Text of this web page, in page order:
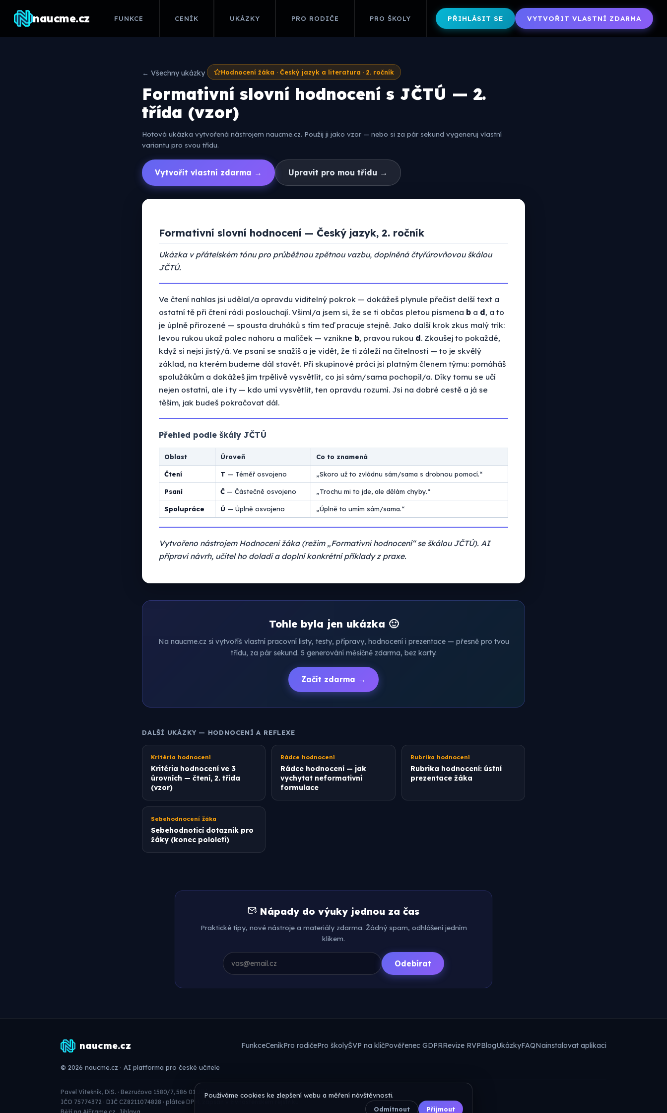
naucme.cz FUNKCE CENÍK UKÁZKY PRO RODIČE PRO ŠKOLY PŘIHLÁSIT SE VYTVOŘIT VLASTNÍ ZDARMA
← Všechny ukázky Hodnocení žáka · Český jazyk a literatura · 2. ročník
Formativní slovní hodnocení s JČTÚ — 2.
třída (vzor)
Hotová ukázka vytvořená nástrojem naucme.cz. Použij ji jako vzor — nebo si za pár sekund vygeneruj vlastní
variantu pro svou třídu.
Vytvořit vlastní zdarma → Upravit pro mou třídu →
Formativní slovní hodnocení — Český jazyk, 2. ročník
Ukázka v přátelském tónu pro průběžnou zpětnou vazbu, doplněná čtyřúrovňovou škálou
JČTÚ.
Ve čtení nahlas jsi udělal/a opravdu viditelný pokrok — dokážeš plynule přečíst delší text a
ostatní tě při čtení rádi poslouchají. Všiml/a jsem si, že se ti občas pletou písmena b a d, a to
je úplně přirozené — spousta druháků s tím teď pracuje stejně. Jako další krok zkus malý trik:
levou rukou ukaž palec nahoru a malíček — vznikne b, pravou rukou d. Zkoušej to pokaždé,
když si nejsi jistý/á. Ve psaní se snažíš a je vidět, že ti záleží na čitelnosti — to je skvělý
základ, na kterém budeme dál stavět. Při skupinové práci jsi platným členem týmu: pomáháš
spolužákům a dokážeš jim trpělivě vysvětlit, co jsi sám/sama pochopil/a. Díky tomu se učí
nejen ostatní, ale i ty — kdo umí vysvětlit, ten opravdu rozumí. Jsi na dobré cestě a já se
těším, jak budeš pokračovat dál.
Přehled podle škály JČTÚ
Oblast Úroveň Co to znamená
Čtení T — Téměř osvojeno „Skoro už to zvládnu sám/sama s drobnou pomocí.“
Psaní Č — Částečně osvojeno „Trochu mi to jde, ale dělám chyby.“
Spolupráce Ú — Úplně osvojeno „Úplně to umím sám/sama.“
Vytvořeno nástrojem Hodnocení žáka (režim „Formativní hodnocení“ se škálou JČTÚ). AI
připraví návrh, učitel ho doladí a doplní konkrétní příklady z praxe.
Tohle byla jen ukázka 🙂
Na naucme.cz si vytvoříš vlastní pracovní listy, testy, přípravy, hodnocení i prezentace — přesně pro tvou
třídu, za pár sekund. 5 generování měsíčně zdarma, bez karty.
Začít zdarma →
DALŠÍ UKÁZKY — HODNOCENÍ A REFLEXE
Kritéria hodnocení
Kritéria hodnocení ve 3
úrovních — čtení, 2. třída
(vzor)
Rádce hodnocení
Rádce hodnocení — jak
vychytat neformativní
formulace
Rubrika hodnocení
Rubrika hodnocení: ústní
prezentace žáka
Sebehodnocení žáka
Sebehodnoticí dotazník pro
žáky (konec pololetí)
Nápady do výuky jednou za čas
Praktické tipy, nové nástroje a materiály zdarma. Žádný spam, odhlášení jedním
klikem.
Odebírat
Používáme cookies ke zlepšení webu a měření návštěvnosti.
Odmítnout
Přijmout
naucme.cz FunkceCeníkPro rodičePro školyŠVP na klíčPověřenec GDPRRevize RVPBlogUkázkyFAQNainstalovat aplikaci
© 2026 naucme.cz · AI platforma pro české učitele
Pavel Vitešník, DiS. · Bezručova 1580/7, 586 01 Jihlava
IČO 75774372 · DIČ CZ8211074828 · plátce DPH, zapsán v živnostenském rejstříku